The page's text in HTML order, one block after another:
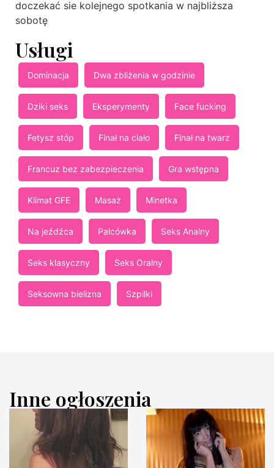
doczekać sie kolejnego spotkania w najbliższa
sobotę
Usługi
Dominacja Dwa zbliżenia w godzinie
Dziki seks Eksperymenty Face fucking
Fetysz stóp Finał na ciało Finał na twarz
Francuz bez zabezpieczenia Gra wstępna
Klimat GFE Masaż Minetka
Na jeźdźca Palcówka Seks Analny
Seks klasyczny Seks Oralny
Seksowna bielizna Szpilki
Inne ogłoszenia